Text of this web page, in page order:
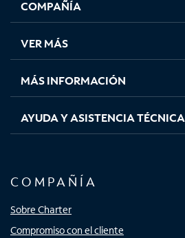
abre
en
pestaña
nueva
abre
en
pestaña
nueva
abre
en
pestaña
nueva
en
nueva
COMPAÑÍA
VER MÁS
MÁS INFORMACIÓN
AYUDA Y ASISTENCIA TÉCNICA
COMPAÑÍA
Sobre Charter
Compromiso con el cliente